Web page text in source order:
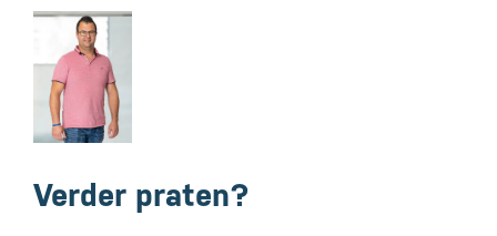
Verder praten?